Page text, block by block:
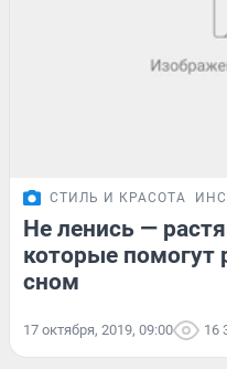
СТИЛЬ И КРАСОТА
Не ленись —
которые помогут
сном
17 октября, 2019, 09:00 16